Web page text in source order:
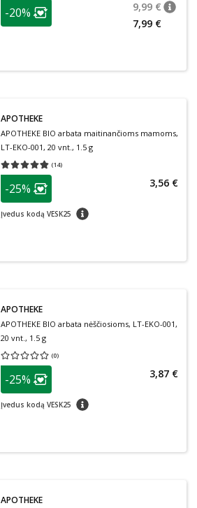
patarimas
Lojalumo klubo narių nuolaida
-20% 9,99 €
7,99 €
APOTHEKE
APOTHEKE BIO arbata maitinančioms mamoms,
LT-EKO-001, 20 vnt., 1.5 g
(14)
Vidutinis įvertinimas 4.79
patarimas
Lojalumo klubo narių nuolaida
-25%
Įvedus kodą VESK25 patarimas
3,56 €
APOTHEKE
APOTHEKE BIO arbata nėščiosioms, LT-EKO-001,
20 vnt., 1.5 g
(0)
Vidutinis įvertinimas 0.00
patarimas
Lojalumo klubo narių nuolaida
-25%
Įvedus kodą VESK25 patarimas
3,87 €
APOTHEKE